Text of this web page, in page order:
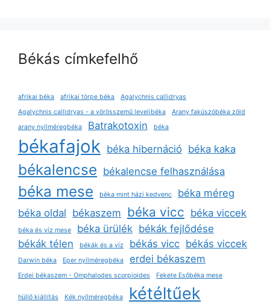
Békás címkefelhő
afrikai béka afrikai törpe béka
Agalychnis callidryas
Agalychnis callidryas - a vörösszemű levelibéka
Arany fakúszóbéka zöld
arany nyílméregbéka
Batrakotoxin béka
békafajok béka hibernáció béka kaka
békalencse békalencse felhasználása
béka mese béka mint házi kedvenc
béka méreg
béka oldal békaszem béka vicc béka viccek
béka és víz mese béka ürülék békák fejlődése
békák télen
békák és a víz békás vicc békás viccek
Darwin béka Eper nyílméregbéka erdei békaszem
Erdei békaszem - Omphalodes scorpioides Fekete Esőbéka mese
hüllő kiállítás Kék nyílméregbéka kétéltűek